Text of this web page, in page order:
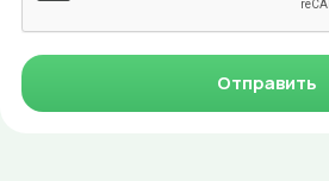
Отправить